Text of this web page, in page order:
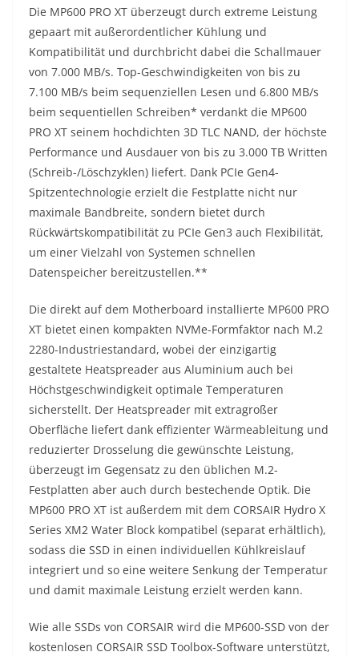
Die MP600 PRO XT überzeugt durch extreme Leistung
gepaart mit außerordentlicher Kühlung und
Kompatibilität und durchbricht dabei die Schallmauer
von 7.000 MB/s. Top-Geschwindigkeiten von bis zu
7.100 MB/s beim sequenziellen Lesen und 6.800 MB/s
beim sequentiellen Schreiben* verdankt die MP600
PRO XT seinem hochdichten 3D TLC NAND, der höchste
Performance und Ausdauer von bis zu 3.000 TB Written
(Schreib-/Löschzyklen) liefert. Dank PCIe Gen4-
Spitzentechnologie erzielt die Festplatte nicht nur
maximale Bandbreite, sondern bietet durch
Rückwärtskompatibilität zu PCIe Gen3 auch Flexibilität,
um einer Vielzahl von Systemen schnellen
Datenspeicher bereitzustellen.**
Die direkt auf dem Motherboard installierte MP600 PRO
XT bietet einen kompakten NVMe-Formfaktor nach M.2
2280-Industriestandard, wobei der einzigartig
gestaltete Heatspreader aus Aluminium auch bei
Höchstgeschwindigkeit optimale Temperaturen
sicherstellt. Der Heatspreader mit extragroßer
Oberfläche liefert dank effizienter Wärmeableitung und
reduzierter Drosselung die gewünschte Leistung,
überzeugt im Gegensatz zu den üblichen M.2-
Festplatten aber auch durch bestechende Optik. Die
MP600 PRO XT ist außerdem mit dem CORSAIR Hydro X
Series XM2 Water Block kompatibel (separat erhältlich),
sodass die SSD in einen individuellen Kühlkreislauf
integriert und so eine weitere Senkung der Temperatur
und damit maximale Leistung erzielt werden kann.
Wie alle SSDs von CORSAIR wird die MP600-SSD von der
kostenlosen CORSAIR SSD Toolbox-Software unterstützt,